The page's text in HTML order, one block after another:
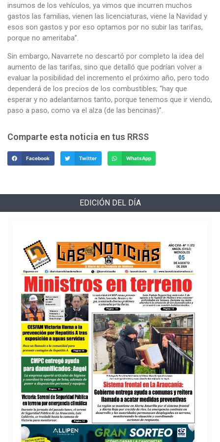
insumos de los vehículos, ya vimos que incurren muchos
gastos las familias, vienen las licenciaturas, viene la Navidad y
esos son gastos y por eso optamos por no subir las tarifas,
porque no ameritaba”.
Sin embargo, Navarrete no descartó por completo la idea del
aumento de las tarifas, sino que detalló que podrían volver a
evaluar la posibilidad del incremento el próximo año, pero todo
dependerá de los precios de los combustibles; “hay que
esperar y no adelantarnos tanto, porque tenemos que ir viendo,
paso a paso, como va el alza (de las bencinas)”.
Comparte esta noticia en tus RRSS
Facebook Twitter WhatsApp
EDICIÓN DEL DÍA